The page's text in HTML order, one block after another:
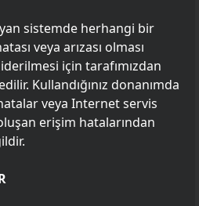
sistemde herhangi bir
veya arızası olması
için tarafımızdan
Kullandığınız donanımda
veya Internet servis
erişim hatalarından